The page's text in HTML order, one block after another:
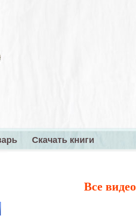
Скачать книги
Все видео